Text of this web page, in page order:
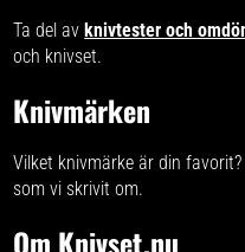
Ta del avknivtester och
och knivset.
Knivmärken
Vilket knivmärke är din
som vi skrivit om.
Om Knivset.nu